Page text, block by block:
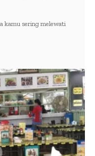
kamu sering melewati